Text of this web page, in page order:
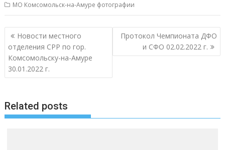
МО Комсомольск-на-Амуре фотографии
Навигация
по
записям
Новости местного
отделения СРР по гор.
Комсомольску-на-Амуре
30.01.2022 г.
Протокол Чемпионата ДФО
и СФО 02.02.2022 г.
Related posts